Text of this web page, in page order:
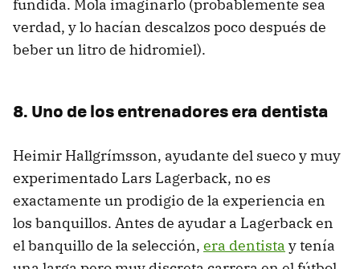
fundida. Mola imaginarlo (probablemente sea
verdad, y lo hacían descalzos poco después de
beber un litro de hidromiel).
8. Uno de los entrenadores era dentista
Heimir Hallgrímsson, ayudante del sueco y muy
experimentado Lars Lagerback, no es
exactamente un prodigio de la experiencia en
los banquillos. Antes de ayudar a Lagerback en
el banquillo de la selección, era dentista y tenía